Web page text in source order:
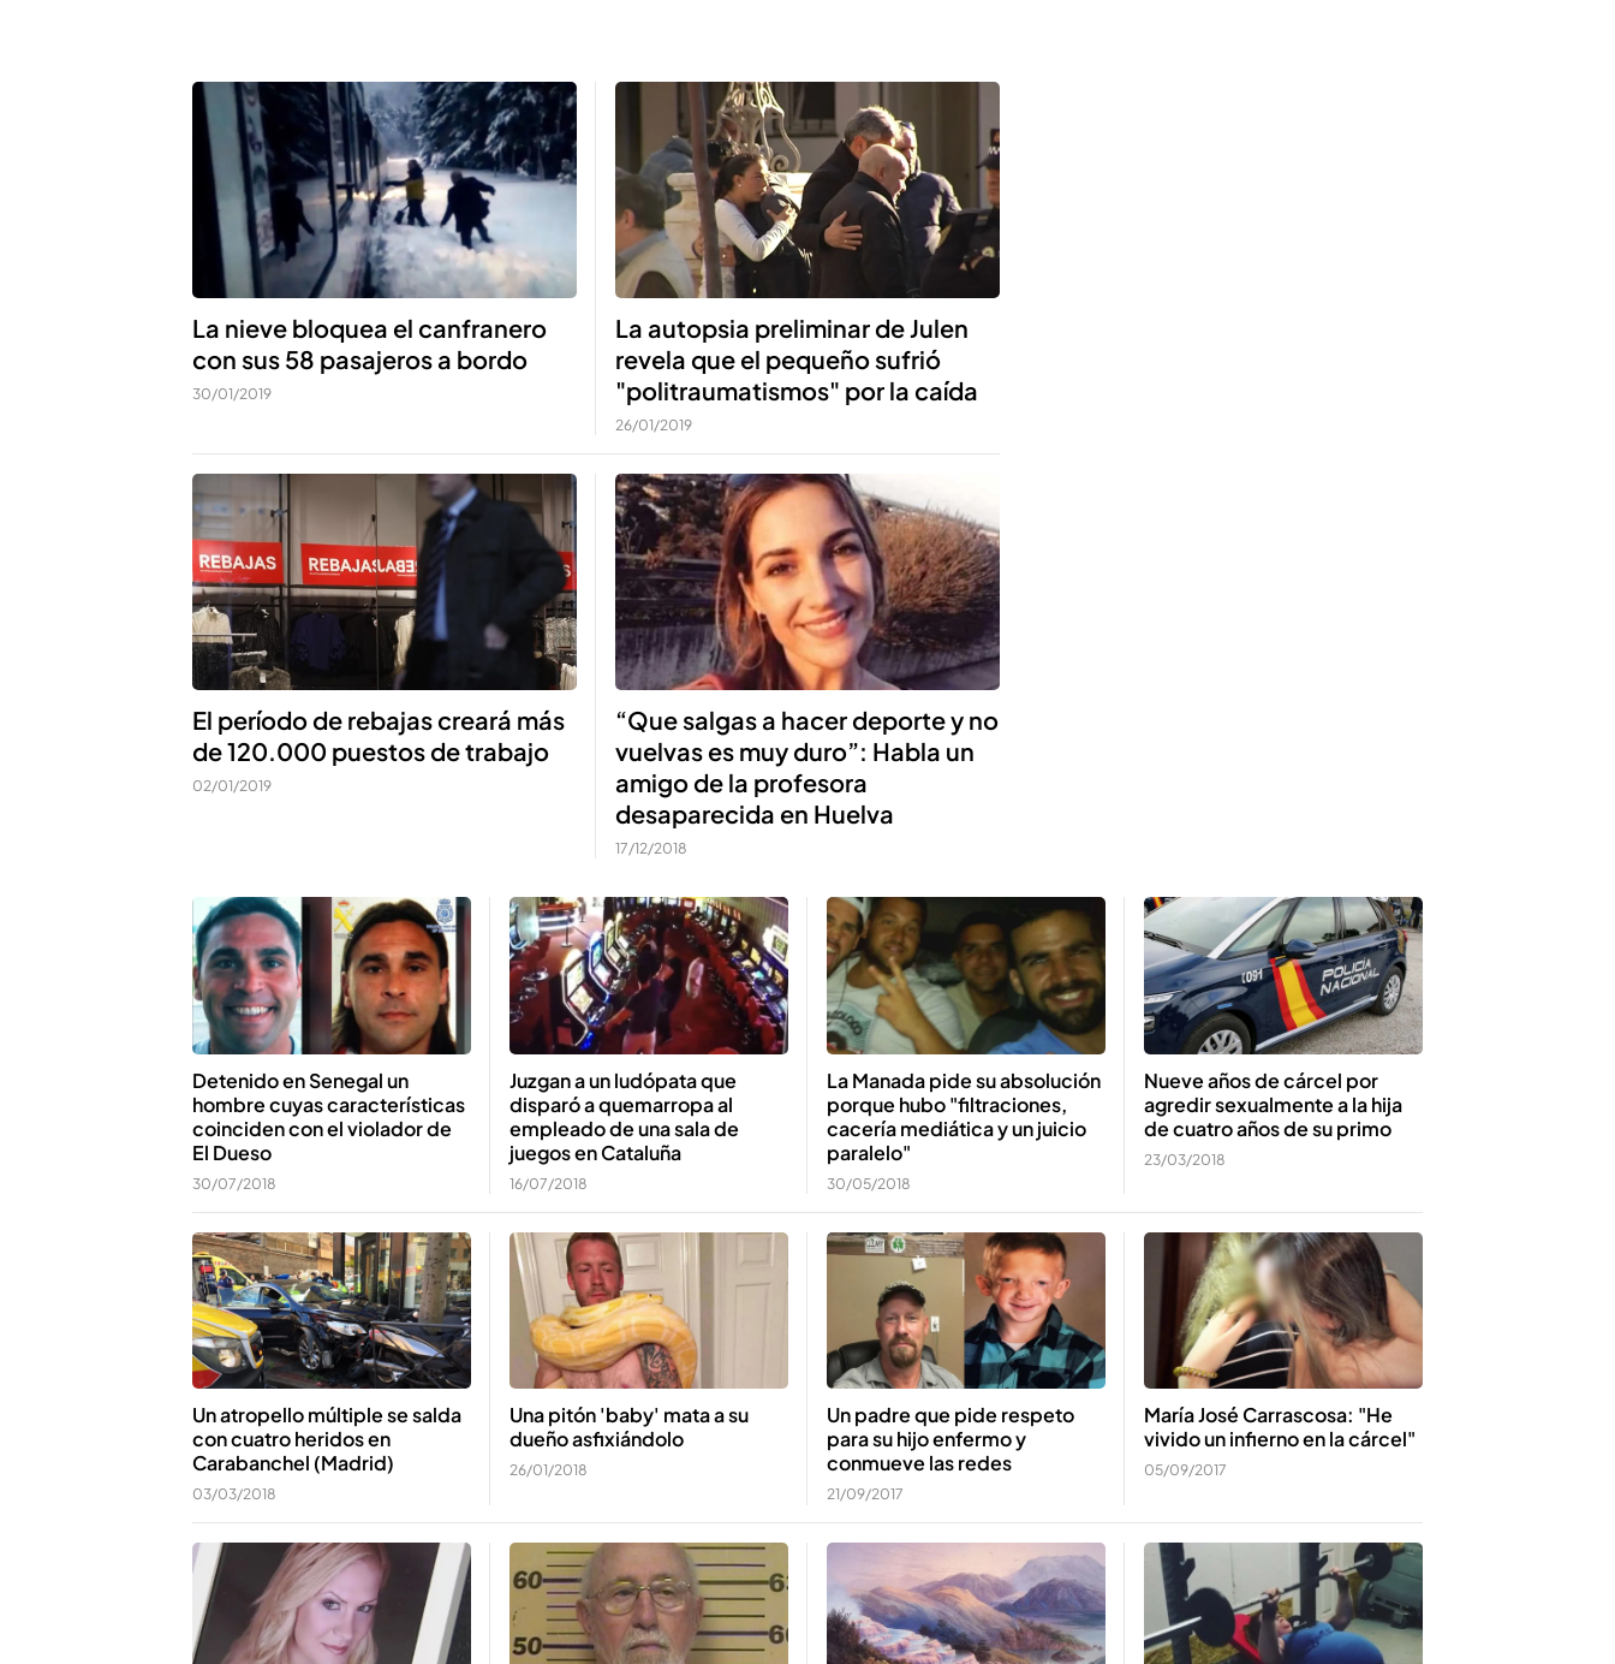
La nieve bloquea el canfranero
con sus 58 pasajeros a bordo
30/01/2019
La autopsia preliminar de Julen
revela que el pequeño sufrió
"politraumatismos" por la caída
26/01/2019
El período de rebajas creará más
de 120.000 puestos de trabajo
02/01/2019
“Que salgas a hacer deporte y no
vuelvas es muy duro”: Habla un
amigo de la profesora
desaparecida en Huelva
17/12/2018
Detenido en Senegal un
hombre cuyas características
coinciden con el violador de
El Dueso
30/07/2018
Juzgan a un ludópata que
disparó a quemarropa al
empleado de una sala de
juegos en Cataluña
16/07/2018
La Manada pide su absolución
porque hubo "filtraciones,
cacería mediática y un juicio
paralelo"
30/05/2018
Nueve años de cárcel por
agredir sexualmente a la hija
de cuatro años de su primo
23/03/2018
Un atropello múltiple se salda
con cuatro heridos en
Carabanchel (Madrid)
03/03/2018
Una pitón 'baby' mata a su
dueño asfixiándolo
26/01/2018
Un padre que pide respeto
para su hijo enfermo y
conmueve las redes
21/09/2017
María José Carrascosa: "He
vivido un infierno en la cárcel"
05/09/2017